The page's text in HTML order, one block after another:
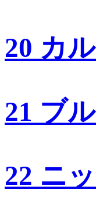
20 カ
21 ブ
22 ニ